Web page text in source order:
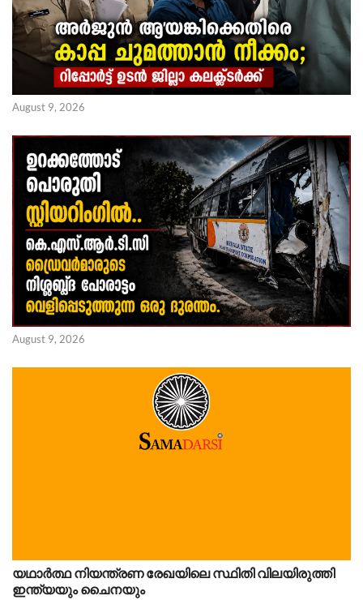
August 9, 2026
August 9, 2026
യഥാർത്ഥ നിയന്ത്രണ രേഖയിലെ സ്ഥിതി വിലയിരുത്തി
ഇന്ത്യയും ചൈനയും